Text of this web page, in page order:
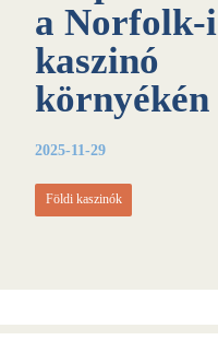
a Norfolk-i
kaszinó
környékén
2025-11-29
Földi kaszinók